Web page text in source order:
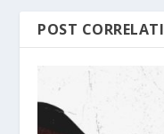
POST CORRELATI